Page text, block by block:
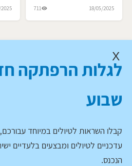
18/05/2025
711
X
לגלות הרפתקה
שבוע
קבלו השראות לטיולים במיוחד
עדכניים לטיולים ומבצעים בלעדיים
הנכנס.